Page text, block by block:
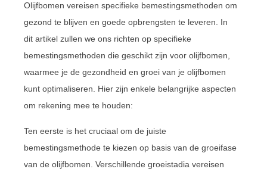
Olijfbomen vereisen specifieke bemestingsmethoden om
gezond te blijven en goede opbrengsten te leveren. In
dit artikel zullen we ons richten op specifieke
bemestingsmethoden die geschikt zijn voor olijfbomen,
waarmee je de gezondheid en groei van je olijfbomen
kunt optimaliseren. Hier zijn enkele belangrijke aspecten
om rekening mee te houden:
Ten eerste is het cruciaal om de juiste
bemestingsmethode te kiezen op basis van de groeifase
van de olijfbomen. Verschillende groeistadia vereisen